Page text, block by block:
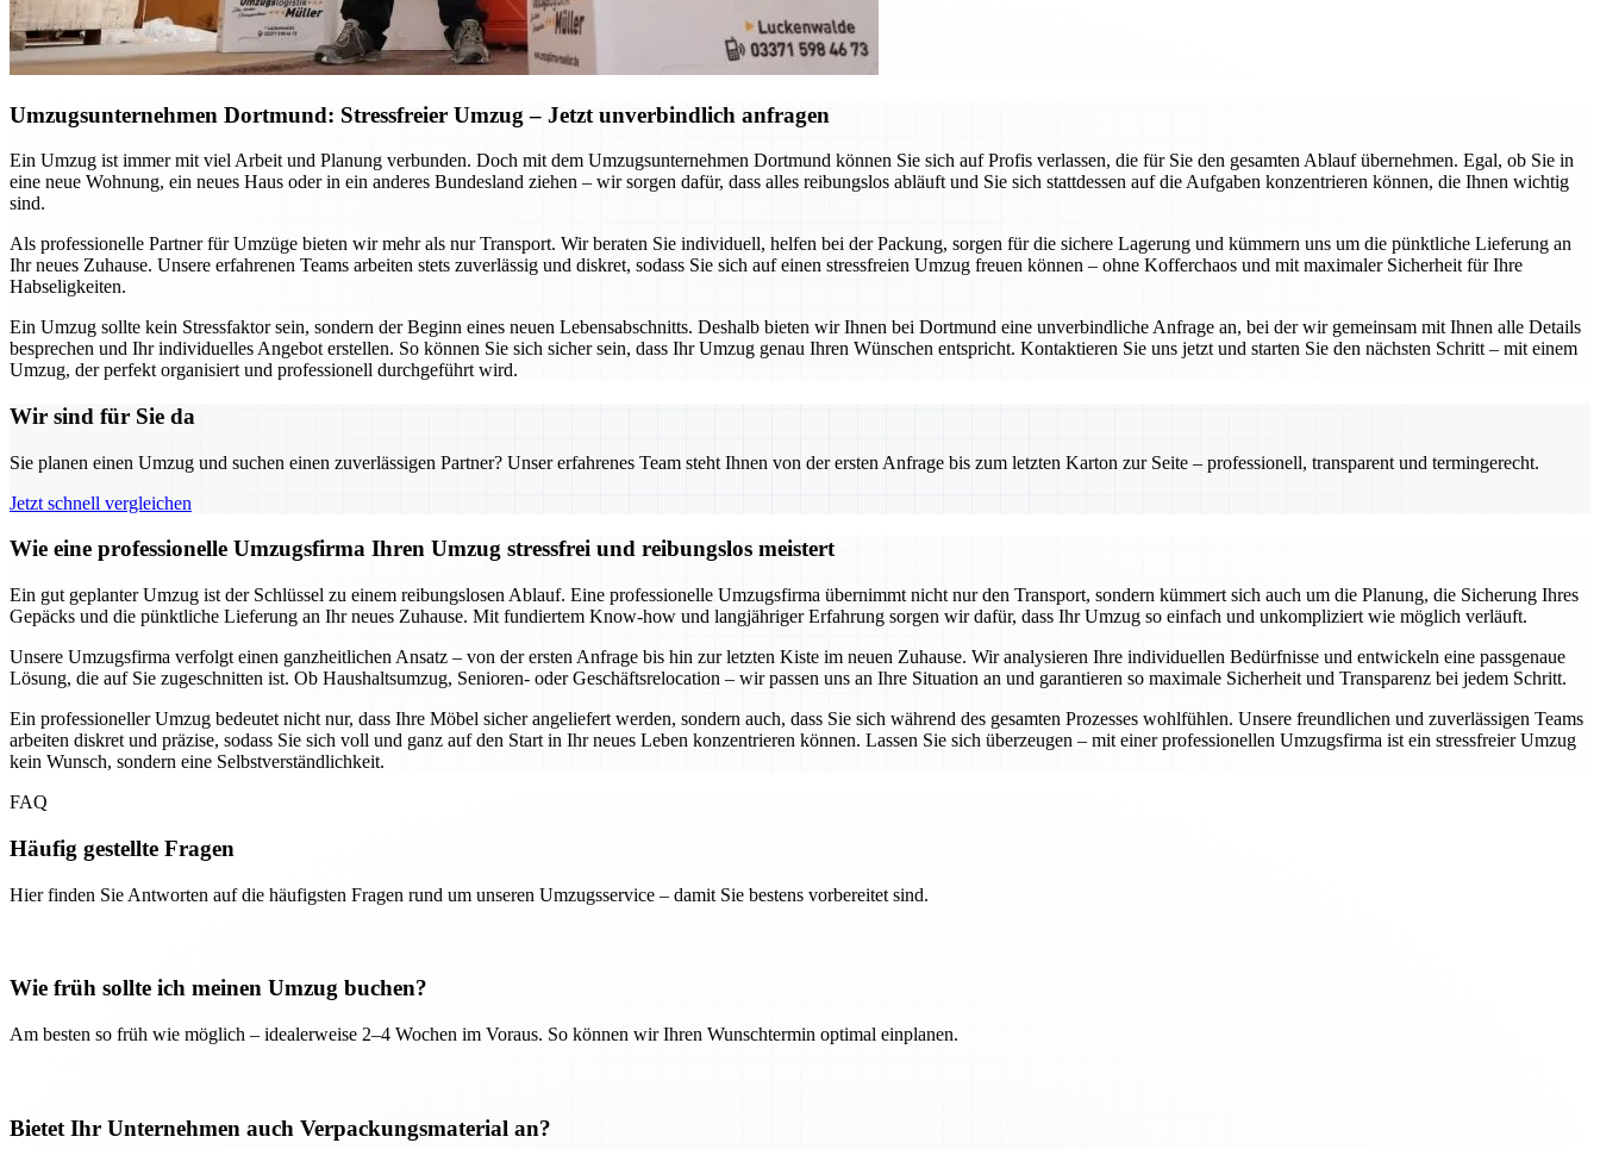
Umzugsunternehmen Dortmund: Stressfreier Umzug – Jetzt unverbindlich anfragen
Ein Umzug ist immer mit viel Arbeit und Planung verbunden. Doch mit dem Umzugsunternehmen Dortmund können Sie sich auf Profis verlassen, die für Sie den gesamten Ablauf übernehmen. Egal, ob Sie in
eine neue Wohnung, ein neues Haus oder in ein anderes Bundesland ziehen – wir sorgen dafür, dass alles reibungslos abläuft und Sie sich stattdessen auf die Aufgaben konzentrieren können, die Ihnen wichtig
sind.
Als professionelle Partner für Umzüge bieten wir mehr als nur Transport. Wir beraten Sie individuell, helfen bei der Packung, sorgen für die sichere Lagerung und kümmern uns um die pünktliche Lieferung an
Ihr neues Zuhause. Unsere erfahrenen Teams arbeiten stets zuverlässig und diskret, sodass Sie sich auf einen stressfreien Umzug freuen können – ohne Kofferchaos und mit maximaler Sicherheit für Ihre
Habseligkeiten.
Ein Umzug sollte kein Stressfaktor sein, sondern der Beginn eines neuen Lebensabschnitts. Deshalb bieten wir Ihnen bei Dortmund eine unverbindliche Anfrage an, bei der wir gemeinsam mit Ihnen alle Details
besprechen und Ihr individuelles Angebot erstellen. So können Sie sich sicher sein, dass Ihr Umzug genau Ihren Wünschen entspricht. Kontaktieren Sie uns jetzt und starten Sie den nächsten Schritt – mit einem
Umzug, der perfekt organisiert und professionell durchgeführt wird.
Wir sind für Sie da
Sie planen einen Umzug und suchen einen zuverlässigen Partner? Unser erfahrenes Team steht Ihnen von der ersten Anfrage bis zum letzten Karton zur Seite – professionell, transparent und termingerecht.
Jetzt schnell vergleichen
Wie eine professionelle Umzugsfirma Ihren Umzug stressfrei und reibungslos meistert
Ein gut geplanter Umzug ist der Schlüssel zu einem reibungslosen Ablauf. Eine professionelle Umzugsfirma übernimmt nicht nur den Transport, sondern kümmert sich auch um die Planung, die Sicherung Ihres
Gepäcks und die pünktliche Lieferung an Ihr neues Zuhause. Mit fundiertem Know-how und langjähriger Erfahrung sorgen wir dafür, dass Ihr Umzug so einfach und unkompliziert wie möglich verläuft.
Unsere Umzugsfirma verfolgt einen ganzheitlichen Ansatz – von der ersten Anfrage bis hin zur letzten Kiste im neuen Zuhause. Wir analysieren Ihre individuellen Bedürfnisse und entwickeln eine passgenaue
Lösung, die auf Sie zugeschnitten ist. Ob Haushaltsumzug, Senioren- oder Geschäftsrelocation – wir passen uns an Ihre Situation an und garantieren so maximale Sicherheit und Transparenz bei jedem Schritt.
Ein professioneller Umzug bedeutet nicht nur, dass Ihre Möbel sicher angeliefert werden, sondern auch, dass Sie sich während des gesamten Prozesses wohlfühlen. Unsere freundlichen und zuverlässigen Teams
arbeiten diskret und präzise, sodass Sie sich voll und ganz auf den Start in Ihr neues Leben konzentrieren können. Lassen Sie sich überzeugen – mit einer professionellen Umzugsfirma ist ein stressfreier Umzug
kein Wunsch, sondern eine Selbstverständlichkeit.
FAQ
Häufig gestellte Fragen
Hier finden Sie Antworten auf die häufigsten Fragen rund um unseren Umzugsservice – damit Sie bestens vorbereitet sind.
Wie früh sollte ich meinen Umzug buchen?
Am besten so früh wie möglich – idealerweise 2–4 Wochen im Voraus. So können wir Ihren Wunschtermin optimal einplanen.
Bietet Ihr Unternehmen auch Verpackungsmaterial an?